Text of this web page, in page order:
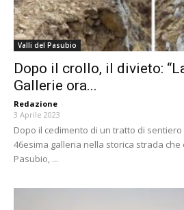
Valli del Pasubio
Dopo il crollo, il divieto:
Gallerie ora...
Redazione -
3 Aprile 2023
Dopo il cedimento di un tratto di sentiero
46esima galleria nella storica strada che
Pasubio, ...